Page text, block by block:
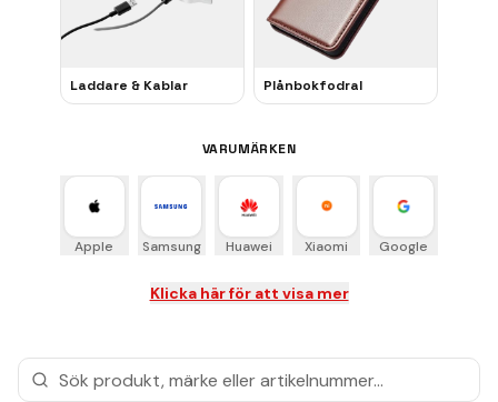
Laddare & Kablar Plånbokfodral
VARUMÄRKEN
Apple Samsung Huawei Xiaomi Google
Klicka här för att visa mer